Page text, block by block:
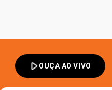
play_arrowOUÇA AO VIVO